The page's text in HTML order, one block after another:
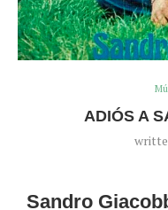
ADIÓS A
Sandro